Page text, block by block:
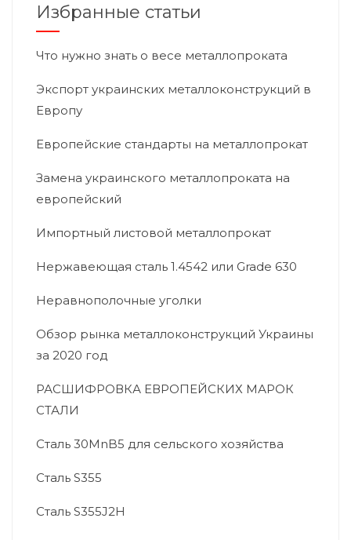
Избранные статьи
Что нужно знать о весе металлопроката
Экспорт украинских металлоконструкций в
Европу
Европейские стандарты на металлопрокат
Замена украинского металлопроката на
европейский
Импортный листовой металлопрокат
Нержавеющая сталь 1.4542 или Grade 630
Неравнополочные уголки
Обзор рынка металлоконструкций Украины
за 2020 год
РАСШИФРОВКА ЕВРОПЕЙСКИХ МАРОК
СТАЛИ
Сталь 30MnB5 для сельского хозяйства
Сталь S355
Сталь S355J2H